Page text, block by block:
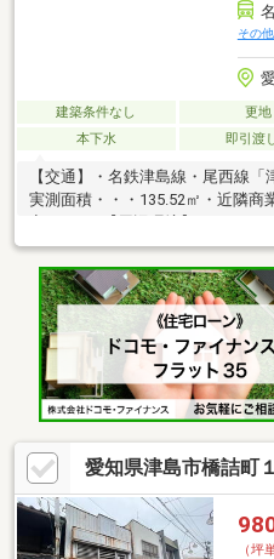
その
建築条件なし 更地
本下水
即引渡
【交通】・名鉄津島線・尾西線
実測面積・・・135.52㎡・近隣商
率：200％【周辺環境】・ファミ
で・・・390ｍ（徒歩5分）・ド
で・・・690ｍ（徒歩9分）・フ
（徒歩9分）○資料請求・現地の
ださい♪三井住友トラスト不動産
８－００７６】
愛知県津島市橋詰町
（坪